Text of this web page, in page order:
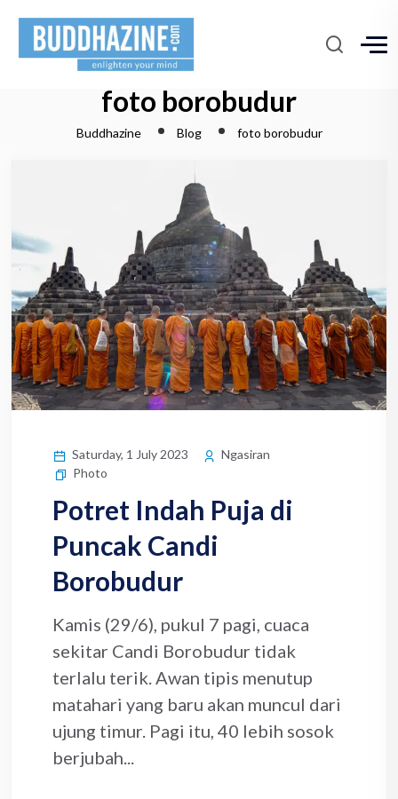
foto borobudur
Buddhazine Blog foto borobudur
Saturday, 1 July 2023
Ngasiran
Photo
Potret Indah Puja di
Puncak Candi
Borobudur
Kamis (29/6), pukul 7 pagi, cuaca
sekitar Candi Borobudur tidak
terlalu terik. Awan tipis menutup
matahari yang baru akan muncul dari
ujung timur. Pagi itu, 40 lebih sosok
berjubah...